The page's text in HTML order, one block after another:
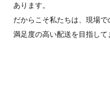
あります。
だからこそ私たちは、現場
満足度の高い配送を目指して